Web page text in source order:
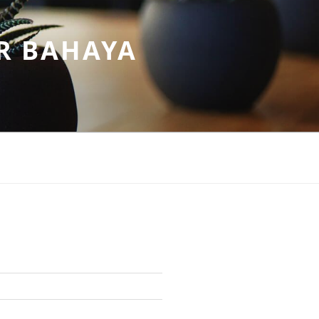
BAHAYA